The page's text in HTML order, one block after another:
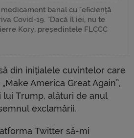
banal cu "eficiență
Covid-19. "Dacă îl iei, nu te
Kory, președintele FLCCC
din inițialele cuvintelor care
America Great Again”,
Trump, alături de anul
exclamării.
Twitter să-mi